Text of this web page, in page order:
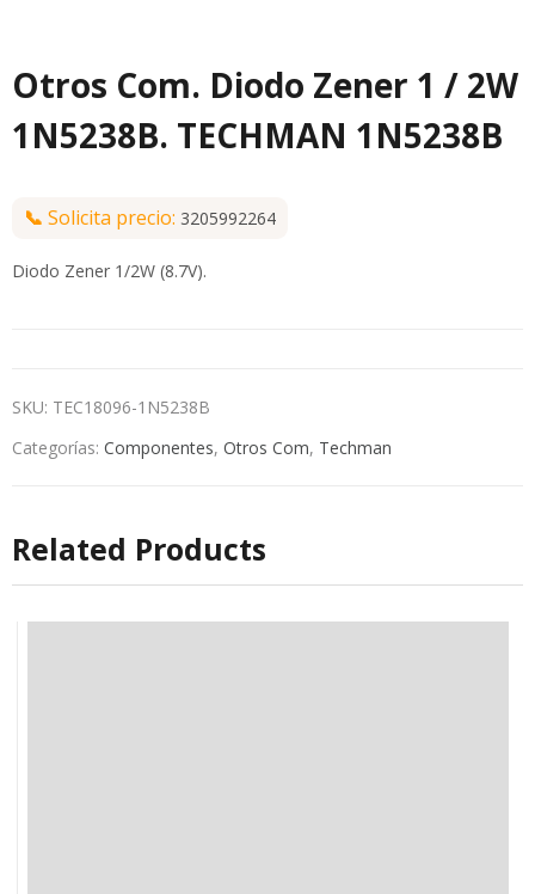
Otros Com. Diodo Zener 1 / 2W
1N5238B. TECHMAN 1N5238B
📞 Solicita precio: 3205992264
Diodo Zener 1/2W (8.7V).
SKU: TEC18096-1N5238B
Categorías: Componentes, Otros Com, Techman
Related Products